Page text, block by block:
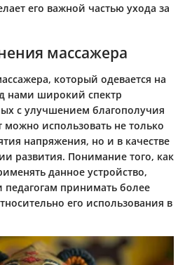
его важной частью ухода за
массажера
который одевается на
нами широкий спектр
с улучшением благополучия
можно использовать не только
напряжения, но и в качестве
развития. Понимание того, как
данное устройство,
педагогам принимать более
его использования в